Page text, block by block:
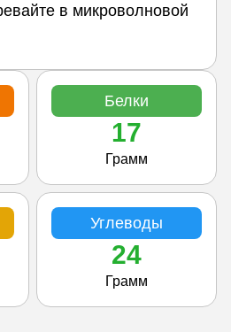
в микроволновой
Белки
17
Грамм
Углеводы
24
Грамм